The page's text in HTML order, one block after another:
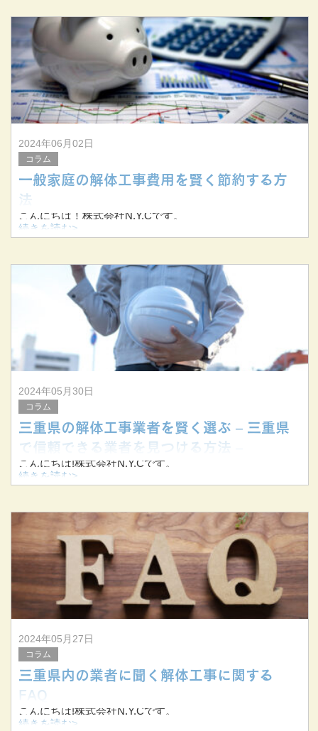
▼解体前▼
▼解体中▼
▼解体後▼
2024年06月02日
コラム
一般家庭の解体工事費用を賢く節約する方
法
こんにちは！株式会社N.Y.Cです。
当社は三重県桑名市を拠点に三重県を中心に東海三県で解
今回は一般家庭の解体工事において費用を抑える方法につ
いてお伝えします。
続きを読む>
2024年05月30日
コラム
三重県の解体工事業者を賢く選ぶ – 三重県
で信頼できる業者を見つける方法 –
こんにちは!株式会社N.Y.Cです。
当社は三重県桑名市を拠点に、三重県を中心に東海三県で
今回は、鈴鹿市・いなべ市・四日市市をはじめとする三重
県内で頼りになる解体工事業者を選ぶポイン
続きを読む>
2024年05月27日
コラム
三重県内の業者に聞く解体工事に関する
FAQ
こんにちは!株式会社N.Y.Cです。
続きを読む>